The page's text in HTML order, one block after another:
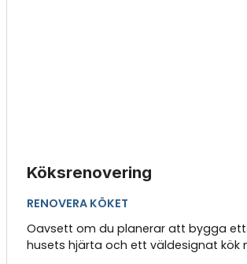
Köksrenovering
RENOVERA KÖKET
Oavsett om du planerar att bygga ett
husets hjärta och ett väldesignat